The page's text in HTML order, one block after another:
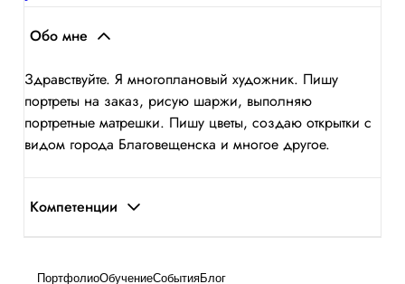
Обо мне
Здравствуйте. Я многоплановый художник. Пишу
портреты на заказ, рисую шаржи, выполняю
портретные матрешки. Пишу цветы, создаю открытки с
видом города Благовещенска и многое другое.
Компетенции
ПортфолиоОбучениеСобытияБлог